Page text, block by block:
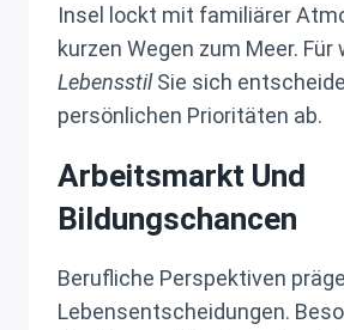
Insel lockt mit familiärer
kurzen Wegen zum Meer. Für
LebensstilSie sich
persönlichen Prioritäten ab.
Arbeitsmarkt Und
Bildungschancen
Berufliche Perspektiven
Lebensentscheidungen.